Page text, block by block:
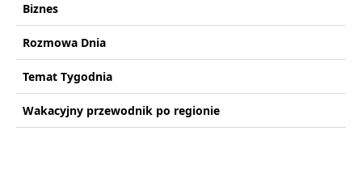
Biznes
Rozmowa Dnia
Temat Tygodnia
Wakacyjny przewodnik po regionie